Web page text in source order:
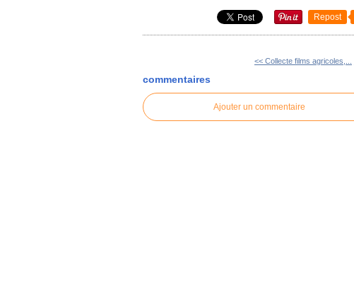
Repost
<< Collecte films agricoles,...
commentaires
Ajouter un commentaire